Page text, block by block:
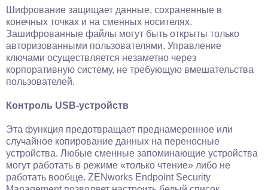
Шифрование защищает данные, сохраненные в
конечных точках и на сменных носителях.
Зашифрованные файлы могут быть открыты только
авторизованными пользователями. Управление
ключами осуществляется незаметно через
корпоративную систему, не требующую вмешательства
пользователей.
Контроль USB-устройств
Эта функция предотвращает преднамеренное или
случайное копирование данных на переносные
устройства. Любые сменные запоминающие устройства
могут работать в режиме «только чтение» либо не
работать вообще. ZENworks Endpoint Security